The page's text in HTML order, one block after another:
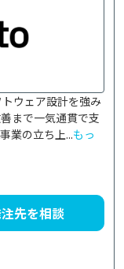
ウェア設計を強み
まで一気通貫で支
業の立ち上...もっ
先を相談